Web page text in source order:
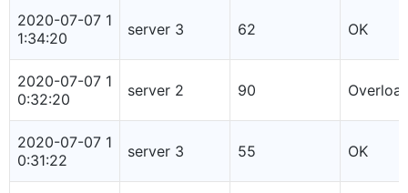
2020-07-07 1
1:34:20
server 3 62 OK
2020-07-07 1
0:32:20
server 2 90
2020-07-07 1
0:31:22
server 3 55 OK